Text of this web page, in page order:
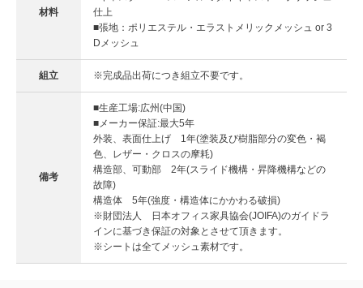
材料
仕上
■張地：ポリエステル・エラストメリックメッシュ or 3
Dメッシュ
組立 ※完成品出荷につき組立不要です。
備考
■生産工場:広州(中国)
■メーカー保証:最大5年
外装、表面仕上げ 1年(塗装及び樹脂部分の変色・褐
色、レザー・クロスの摩耗)
構造部、可動部 2年(スライド機構・昇降機構などの
故障)
構造体 5年(強度・構造体にかかわる破損)
※財団法人 日本オフィス家具協会(JOIFA)のガイドラ
インに基づき保証の対象とさせて頂きます。
※シートは全てメッシュ素材です。